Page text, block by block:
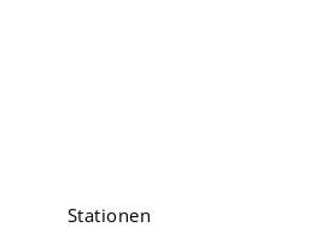
Stationen